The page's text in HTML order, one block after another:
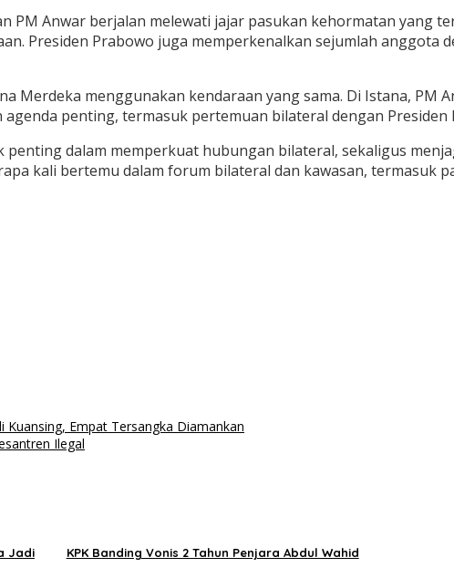
PM Anwar berjalan melewati jajar pasukan kehormatan yang
Presiden Prabowo juga memperkenalkan sejumlah anggota
Merdeka menggunakan kendaraan yang sama. Di Istana, PM
penting, termasuk pertemuan bilateral dengan Presiden
penting dalam memperkuat hubungan bilateral, sekaligus
kali bertemu dalam forum bilateral dan kawasan, termasuk
Kuansing, Empat Tersangka Diamankan
Ilegal
Jadi
KPK Banding Vonis 2 Tahun Penjara Abdul Wahid